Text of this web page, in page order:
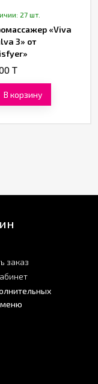
27 шт.
«Viva
3» от
T
В корзину
заказ
меню